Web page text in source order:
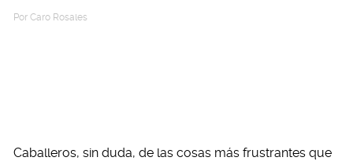
Por Caro Rosales
Caballeros, sin duda, de las cosas más frustrantes que